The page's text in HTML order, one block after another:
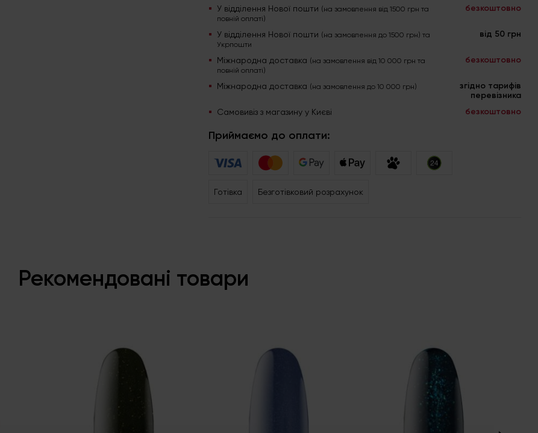
У відділення Нової пошти (на замовлення від 1500 грн та
повній оплаті)
безкоштовно
У відділення Нової пошти (на замовлення до 1500 грн) та
Укрпошти
від 50 грн
Міжнародна доставка (на замовлення від 10 000 грн та
повній оплаті)
безкоштовно
Міжнародна доставка (на замовлення до 10 000 грн)
згідно тарифів
перевізника
Самовивіз з магазину у Києві безкоштовно
Приймаємо до оплати:
Готівка Безготівковий розрахунок
Рекомендовані товари